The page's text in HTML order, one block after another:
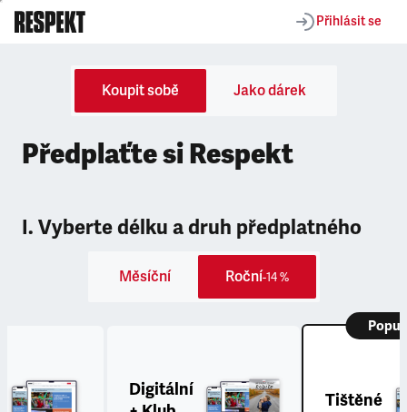
Přihlásit se
Koupit sobě Jako dárek
Předplaťte si Respekt
I. Vyberte délku a druh předplatného
Měsíční Roční-14 %
Digitální
Tištěné